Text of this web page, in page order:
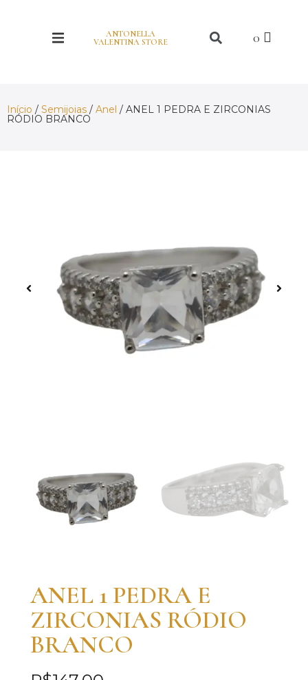
ANTONELLA
VALENTINA STORE
Início / Semijoias / Anel / ANEL 1 PEDRA E ZIRCONIAS
RÓDIO BRANCO
ANEL 1 PEDRA E
ZIRCONIAS RÓDIO
BRANCO